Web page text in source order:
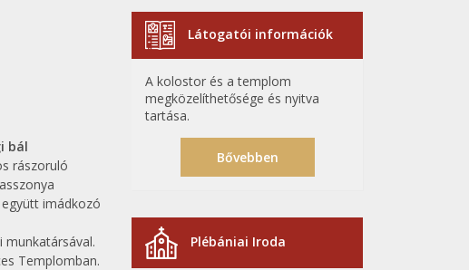
bál
rászoruló
imádkozó
munkatársával.
Templomban.
Látogatói információk
A kolostor és a templom
megközelíthetősége és nyitva
tartása.
Bővebben
Plébániai Iroda